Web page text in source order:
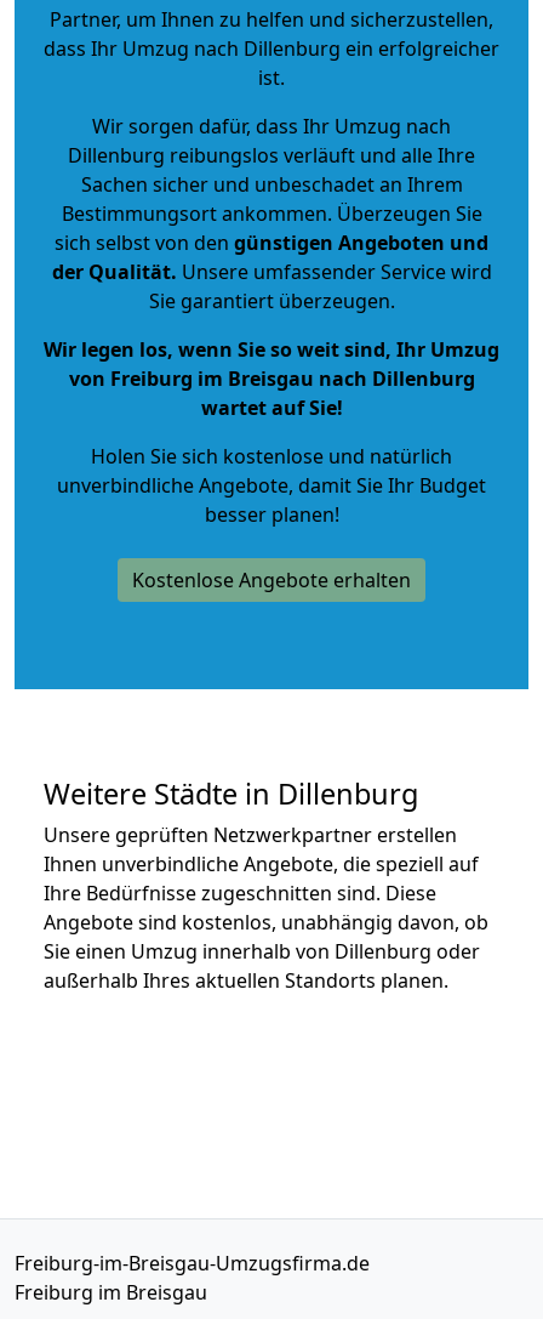
Partner, um Ihnen zu helfen und sicherzustellen,
dass Ihr Umzug nach Dillenburg ein erfolgreicher
ist.
Wir sorgen dafür, dass Ihr Umzug nach
Dillenburg reibungslos verläuft und alle Ihre
Sachen sicher und unbeschadet an Ihrem
Bestimmungsort ankommen. Überzeugen Sie
sich selbst von den günstigen Angeboten und
der Qualität. Unsere umfassender Service wird
Sie garantiert überzeugen.
Wir legen los, wenn Sie so weit sind, Ihr Umzug
von Freiburg im Breisgau nach Dillenburg
wartet auf Sie!
Holen Sie sich kostenlose und natürlich
unverbindliche Angebote, damit Sie Ihr Budget
besser planen!
Kostenlose Angebote erhalten
Weitere Städte in Dillenburg
Unsere geprüften Netzwerkpartner erstellen
Ihnen unverbindliche Angebote, die speziell auf
Ihre Bedürfnisse zugeschnitten sind. Diese
Angebote sind kostenlos, unabhängig davon, ob
Sie einen Umzug innerhalb von Dillenburg oder
außerhalb Ihres aktuellen Standorts planen.
Freiburg-im-Breisgau-Umzugsfirma.de
Freiburg im Breisgau